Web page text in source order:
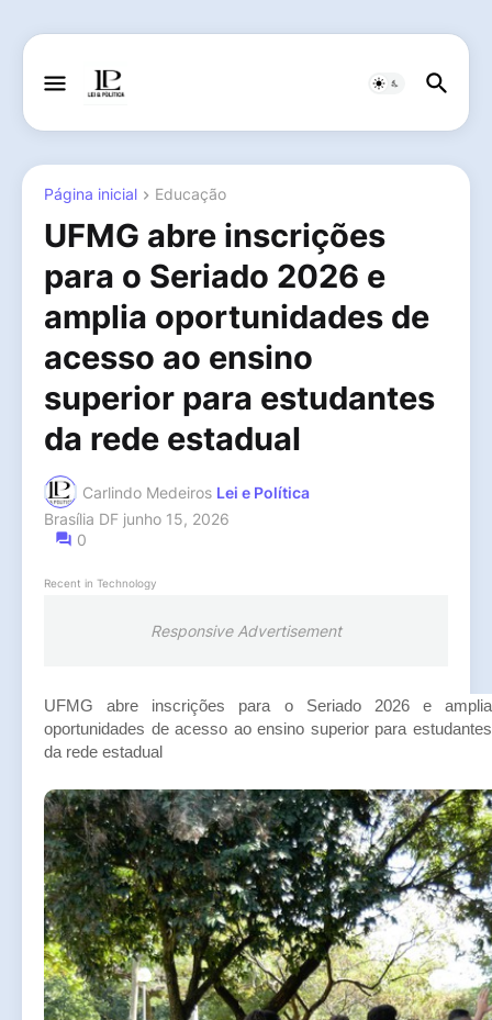
Página inicial Educação
UFMG abre inscrições
para o Seriado 2026 e
amplia oportunidades de
acesso ao ensino
superior para estudantes
da rede estadual
Carlindo Medeiros Lei e Política
Brasília DF junho 15, 2026
0
Recent in Technology
Responsive Advertisement
UFMG abre inscrições para o Seriado 2026 e amplia
oportunidades de acesso ao ensino superior para estudantes
da rede estadual